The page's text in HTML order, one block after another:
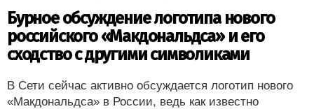
Бурное обсуждение логотипа нового
российского «Макдональдса» и его
сходство с другими символиками
В Сети сейчас активно обсуждается логотип нового
«Макдональдса» в России, ведь как известно